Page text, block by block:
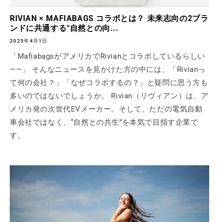
RIVIAN × MAFIABAGS コラボとは？ 未来志向の2ブラ
ンドに共通する“自然との向...
2025年4月1日
「MafiabagsがアメリカでRivianとコラボしているらしい
——」 そんなニュースを見かけた方の中には、「Rivianっ
て何の会社？」「なぜコラボするの？」と疑問に思う方も
多いのではないでしょうか。 Rivian（リヴィアン）は、ア
メリカ発の次世代EVメーカー。そして、ただの電気自動
車会社ではなく、“自然との共生”を本気で目指す企業で
す。